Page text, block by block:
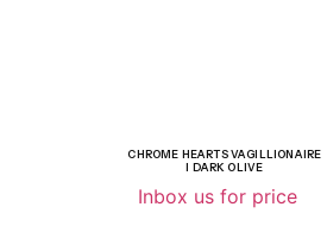
CHROME HEARTS VAGILLIONAIRE
I DARK OLIVE
Inbox us for price